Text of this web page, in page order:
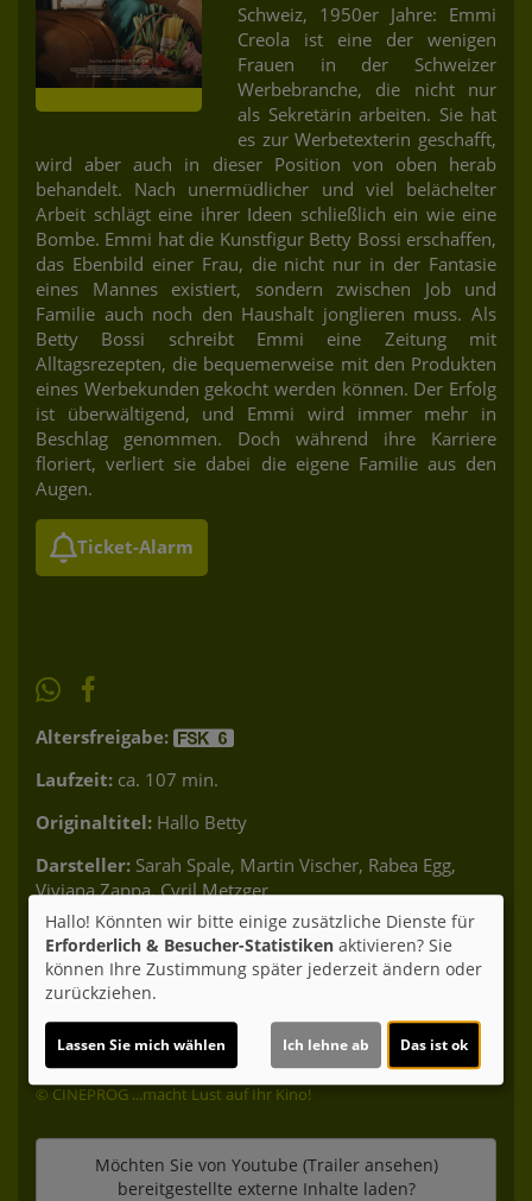
Schweiz, 1950er Jahre: Emmi
Creola ist eine der wenigen
Frauen in der Schweizer
Werbebranche, die nicht nur
als Sekretärin arbeiten. Sie hat
es zur Werbetexterin geschafft,
wird aber auch in dieser Position von oben herab
behandelt. Nach unermüdlicher und viel belächelter
Arbeit schlägt eine ihrer Ideen schließlich ein wie eine
Bombe. Emmi hat die Kunstfigur Betty Bossi erschaffen,
das Ebenbild einer Frau, die nicht nur in der Fantasie
eines Mannes existiert, sondern zwischen Job und
Familie auch noch den Haushalt jonglieren muss. Als
Betty Bossi schreibt Emmi eine Zeitung mit
Alltagsrezepten, die bequemerweise mit den Produkten
eines Werbekunden gekocht werden können. Der Erfolg
ist überwältigend, und Emmi wird immer mehr in
Beschlag genommen. Doch während ihre Karriere
floriert, verliert sie dabei die eigene Familie aus den
Augen.
Ticket-Alarm
Altersfreigabe:
Laufzeit: ca. 107 min.
Originaltitel: Hallo Betty
Darsteller: Sarah Spale, Martin Vischer, Rabea Egg,
Viviana Zappa, Cyril Metzger
Regie: Pierre Monnard Drehbuch: Andre Küttel
Kamera:Tobias Dengler;Musik: Nicolas Rabaeus
Genre: Drama, Komödie Land: Schweiz 2026 Verleih:
Alpenrepublik
Inhalte zum Teil von
© CINEPROG ...macht Lust auf Ihr Kino!
Möchten Sie von Youtube (Trailer ansehen)
bereitgestellte externe Inhalte laden?
Hallo! Könnten wir bitte einige zusätzliche Dienste für
Erforderlich & Besucher-Statistiken aktivieren? Sie
können Ihre Zustimmung später jederzeit ändern oder
zurückziehen.
Lassen Sie mich wählen Ich lehne ab Das ist ok